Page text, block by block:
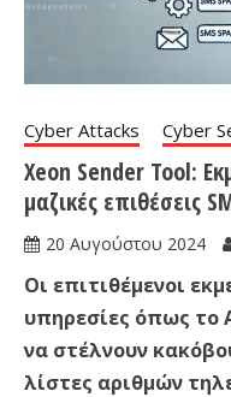
Cyber Attacks Cyber
Xeon Sender Tool:
μαζικές επιθέσεις
20 Αυγούστου 2024
Οι επιτιθέμενοι
υπηρεσίες όπως το
να στέλνουν
λίστες αριθμών